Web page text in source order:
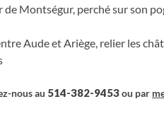
de Montségur, perché sur son
Aude et Ariège, relier les
nous au 514-382-9453ou par